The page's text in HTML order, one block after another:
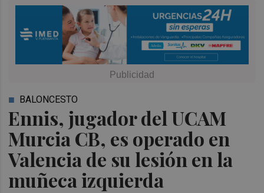
Ennis, jugador del UCAM
Murcia CB, es operado en
Valencia de su lesión en la
muñeca izquierda
BALONCESTO